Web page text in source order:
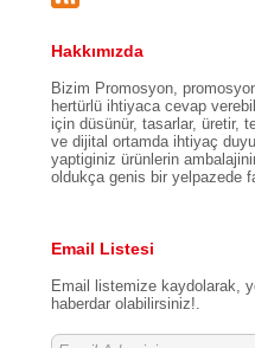
Hakkımızda
Bizim Promosyon,
hertürlü ihtiyaca cevap
için düsünür, tasarlar, üretir,
ve dijital ortamda ihtiyaç
yaptiginiz ürünlerin
oldukça genis bir yelpazede
Email Listesi
Email listemize kaydolarak,
haberdar olabilirsiniz!.